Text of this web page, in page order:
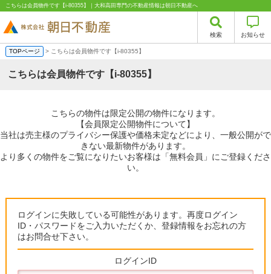
こちらは会員物件です【i-80355】｜大和高田専門の不動産情報は朝日不動産へ
検索 お知らせ
TOPページ > こちらは会員物件です【i-80355】
こちらは会員物件です【i-80355】
こちらの物件は限定公開の物件になります。
【会員限定公開物件について】
当社は売主様のプライバシー保護や価格未定などにより、一般公開がで
きない最新物件があります。
より多くの物件をご覧になりたいお客様は「無料会員」にご登録くださ
い。
ログインに失敗している可能性があります。再度ログイン
ID・パスワードをご入力いただくか、登録情報をお忘れの方
はお問合せ下さい。
ログインID